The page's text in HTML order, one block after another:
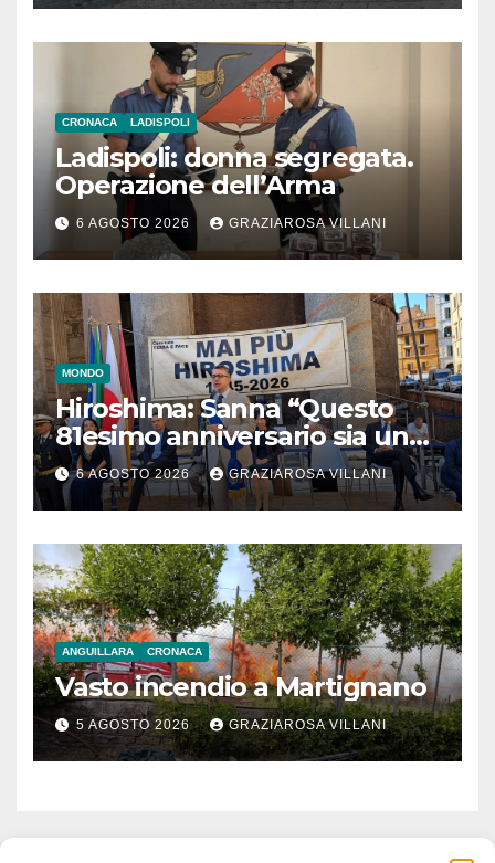
CRONACA LADISPOLI
Ladispoli: donna segregata.
Operazione dell’Arma
6 AGOSTO 2026 GRAZIAROSA VILLANI
MONDO
Hiroshima: Sanna “Questo
81esimo anniversario sia un
monito per tutti”
6 AGOSTO 2026 GRAZIAROSA VILLANI
ANGUILLARA CRONACA
Vasto incendio a Martignano
5 AGOSTO 2026 GRAZIAROSA VILLANI